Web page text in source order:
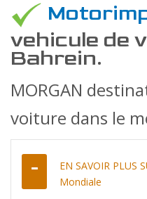
vehicule de
Bahrein.
MORGAN
voiture dans le
EN SAVOIR PLUS
Mondiale